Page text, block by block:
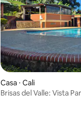
Casa ⋅ Cali
Brisas del Valle: Vista